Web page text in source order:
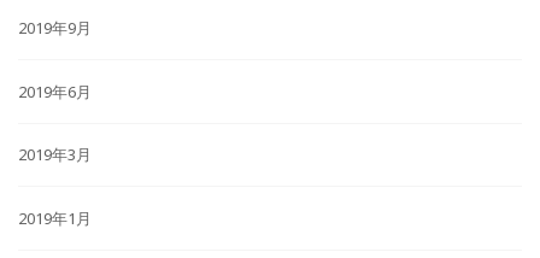
2019年9月
2019年6月
2019年3月
2019年1月